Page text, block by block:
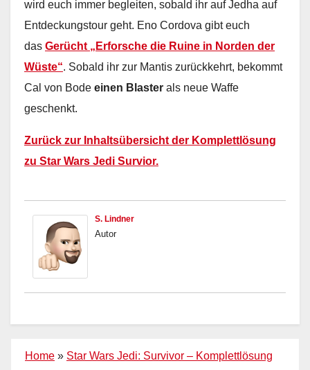
wird euch immer begleiten, sobald ihr auf Jedha auf
Entdeckungstour geht. Eno Cordova gibt euch
das Gerücht „Erforsche die Ruine in Norden der
Wüste“. Sobald ihr zur Mantis zurückkehrt, bekommt
Cal von Bode einen Blaster als neue Waffe
geschenkt.
Zurück zur Inhaltsübersicht der Komplettlösung
zu Star Wars Jedi Survior.
S. Lindner
Autor
Home » Star Wars Jedi: Survivor – Komplettlösung